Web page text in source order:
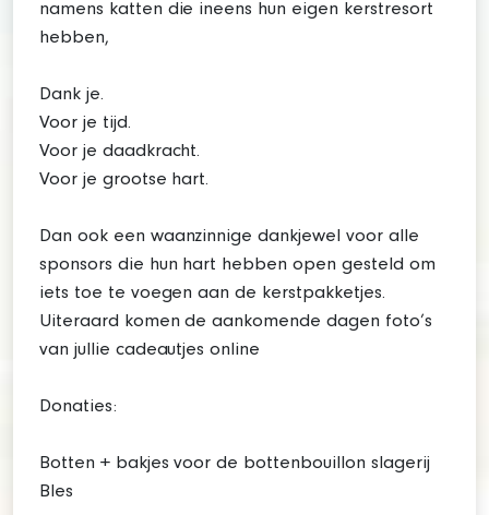
namens katten die ineens hun eigen kerstresort
hebben,
Dank je.
Voor je tijd.
Voor je daadkracht.
Voor je grootse hart.
Dan ook een waanzinnige dankjewel voor alle
sponsors die hun hart hebben open gesteld om
iets toe te voegen aan de kerstpakketjes.
Uiteraard komen de aankomende dagen foto’s
van jullie cadeautjes online
Donaties:
Botten + bakjes voor de bottenbouillon slagerij
Bles